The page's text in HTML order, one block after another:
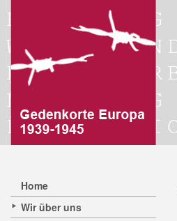
Home
Wir über uns